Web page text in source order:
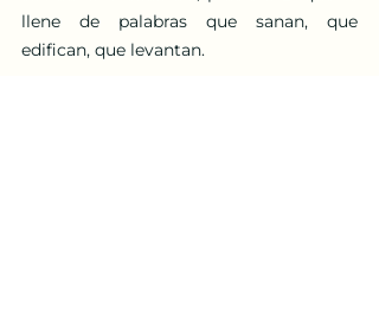
llene de palabras que sanan, que
edifican, que levantan.